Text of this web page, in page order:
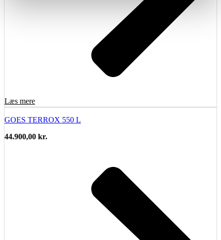
Læs mere
GOES TERROX 550 L
44.900,00 kr.